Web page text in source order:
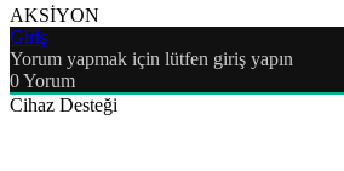
AKSİYON
Giriş
Yorum yapmak için lütfen giriş yapın
0Yorum
Cihaz Desteği